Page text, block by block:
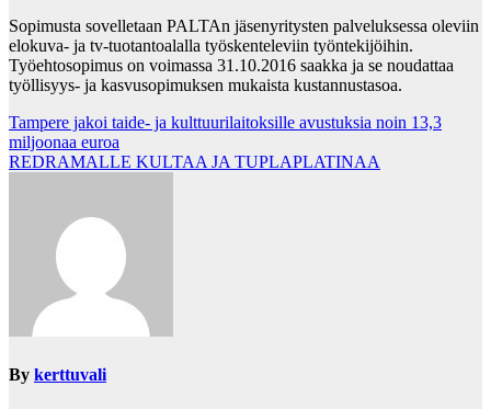
Sopimusta sovelletaan PALTAn jäsenyritysten palveluksessa oleviin
elokuva- ja tv-tuotantoalalla työskenteleviin työntekijöihin.
Työehtosopimus on voimassa 31.10.2016 saakka ja se noudattaa
työllisyys- ja kasvusopimuksen mukaista kustannustasoa.
Post
navigation
Tampere jakoi taide- ja kulttuurilaitoksille avustuksia noin 13,3
miljoonaa euroa
REDRAMALLE KULTAA JA TUPLAPLATINAA
By kerttuvali